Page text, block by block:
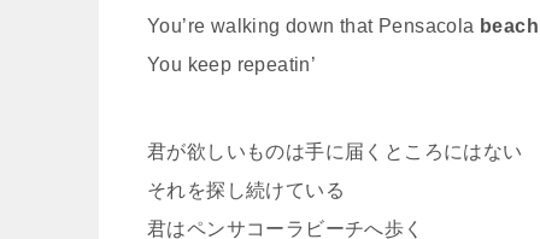
You’re walking down that Pensacola beach
You keep repeatin’
君が欲しいものは手に届くところにはない
それを探し続けている
君はペンサコーラビーチへ歩く